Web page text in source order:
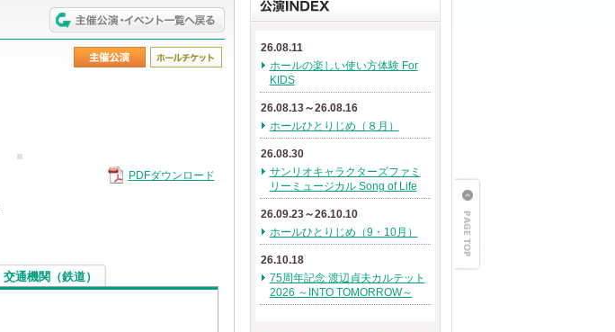
PDFダウンロード
交通機関（鉄道）
26.08.11
ホールの楽しい使い方体験 For
KIDS
26.08.13～26.08.16
ホールひとりじめ（８月）
26.08.30
サンリオキャラクターズファミ
リーミュージカル Song of Life
26.09.23～26.10.10
ホールひとりじめ（9・10月）
26.10.18
75周年記念 渡辺貞夫カルテット
2026 ～INTO TOMORROW～